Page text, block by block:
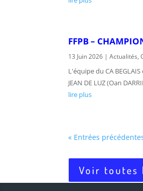
FFPB –
13 Juin 2026 |Actualités,
L'équipe du CA
JEAN DE LUZ (Oan
lire plus
« Entrées
Voir toutes